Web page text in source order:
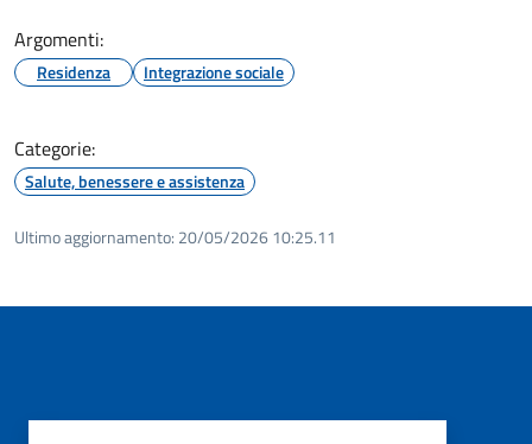
Argomenti:
Residenza Integrazione sociale
Categorie:
Salute, benessere e assistenza
Ultimo aggiornamento: 20/05/2026 10:25.11